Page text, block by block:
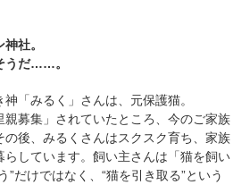
社。
うだ……。
「みるく」さんは、元保護猫。
募集」されていたところ、今のご家族
の後、みるくさんはスクスク育ち、家族
らしています。飼い主さんは「猫を飼い
”だけではなく、“猫を引き取る”という